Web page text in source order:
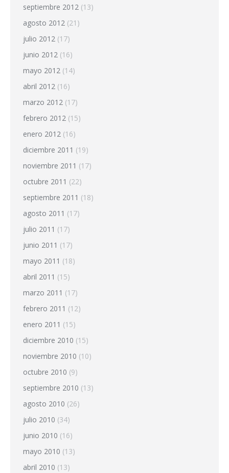
septiembre 2012 (13)
agosto 2012 (21)
julio 2012 (17)
junio 2012 (16)
mayo 2012 (14)
abril 2012 (16)
marzo 2012 (17)
febrero 2012 (15)
enero 2012 (16)
diciembre 2011 (19)
noviembre 2011 (17)
octubre 2011 (22)
septiembre 2011 (18)
agosto 2011 (17)
julio 2011 (17)
junio 2011 (17)
mayo 2011 (18)
abril 2011 (15)
marzo 2011 (17)
febrero 2011 (12)
enero 2011 (15)
diciembre 2010 (15)
noviembre 2010 (10)
octubre 2010 (9)
septiembre 2010 (13)
agosto 2010 (26)
julio 2010 (34)
junio 2010 (16)
mayo 2010 (13)
abril 2010 (13)